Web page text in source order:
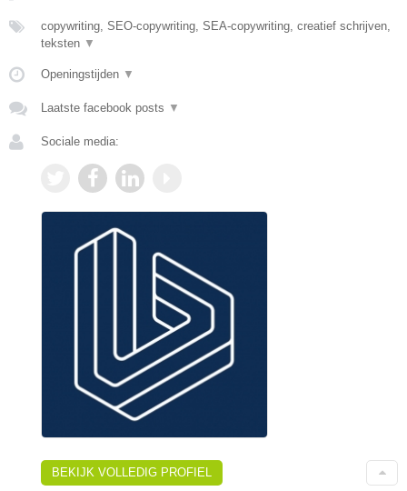
copywriting, SEO-copywriting, SEA-copywriting, creatief schrijven,
teksten ▼
Openingstijden ▼
Laatste facebook posts ▼
Sociale media:
BEKIJK VOLLEDIG PROFIEL